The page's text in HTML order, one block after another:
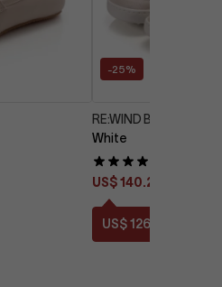
-25%
RE:WIND
White
US$ 140.25
US$ 126.23